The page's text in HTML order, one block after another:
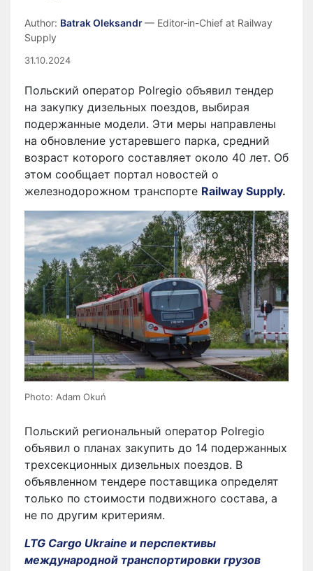
Author: Batrak Oleksandr— Editor-in-Chief at Railway
Supply
31.10.2024
Польский оператор Polregio объявил тендер
на закупку дизельных поездов, выбирая
подержанные модели. Эти меры направлены
на обновление устаревшего парка, средний
возраст которого составляет около 40 лет. Об
этом сообщает портал новостей о
железнодорожном транспорте Railway Supply.
Photo: Adam Okuń
Польский региональный оператор Polregio
объявил о планах закупить до 14 подержанных
трехсекционных дизельных поездов. В
объявленном тендере поставщика определят
только по стоимости подвижного состава, а
не по другим критериям.
LTG Cargo Ukraine и перспективы
международной транспортировки грузов